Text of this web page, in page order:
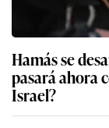
Hamás se
pasará ahora
Israel?